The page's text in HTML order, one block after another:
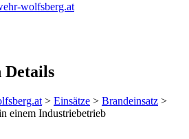
wolfsberg.at
Details
> Einsätze > Brandeinsatz >
einem Industriebetrieb